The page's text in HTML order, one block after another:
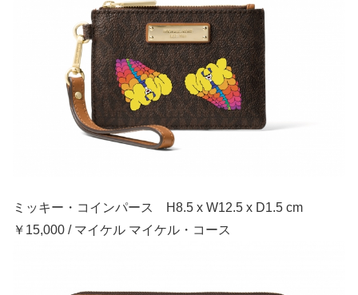
ミッキー・コインパース H8.5 x W12.5 x D1.5 cm
￥15,000 / マイケル マイケル・コース